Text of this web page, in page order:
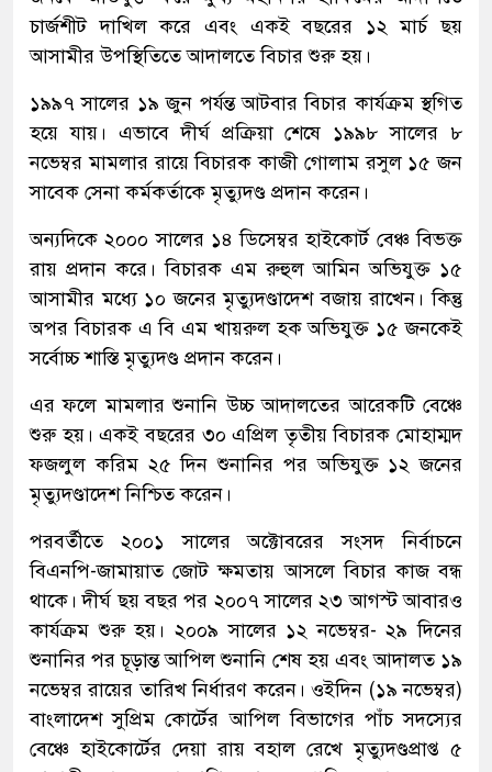
চার্জশীট দাখিল করে এবং একই বছরের ১২ মার্চ ছয়
আসামীর উপস্থিতিতে আদালতে বিচার শুরু হয়।
১৯৯৭ সালের ১৯ জুন পর্যন্ত আটবার বিচার কার্যক্রম স্থগিত
হয়ে যায়। এভাবে দীর্ঘ প্রক্রিয়া শেষে ১৯৯৮ সালের ৮
নভেম্বর মামলার রায়ে বিচারক কাজী গোলাম রসুল ১৫ জন
সাবেক সেনা কর্মকর্তাকে মৃত্যুদণ্ড প্রদান করেন।
অন্যদিকে ২০০০ সালের ১৪ ডিসেম্বর হাইকোর্ট বেঞ্চ বিভক্ত
রায় প্রদান করে। বিচারক এম রুহুল আমিন অভিযুক্ত ১৫
আসামীর মধ্যে ১০ জনের মৃত্যুদণ্ডাদেশ বজায় রাখেন। কিন্তু
অপর বিচারক এ বি এম খায়রুল হক অভিযুক্ত ১৫ জনকেই
সর্বোচ্চ শাস্তি মৃত্যুদণ্ড প্রদান করেন।
এর ফলে মামলার শুনানি উচ্চ আদালতের আরেকটি বেঞ্চে
শুরু হয়। একই বছরের ৩০ এপ্রিল তৃতীয় বিচারক মোহাম্মদ
ফজলুল করিম ২৫ দিন শুনানির পর অভিযুক্ত ১২ জনের
মৃত্যুদণ্ডাদেশ নিশ্চিত করেন।
পরবর্তীতে ২০০১ সালের অক্টোবরের সংসদ নির্বাচনে
বিএনপি-জামায়াত জোট ক্ষমতায় আসলে বিচার কাজ বন্ধ
থাকে। দীর্ঘ ছয় বছর পর ২০০৭ সালের ২৩ আগস্ট আবারও
কার্যক্রম শুরু হয়। ২০০৯ সালের ১২ নভেম্বর- ২৯ দিনের
শুনানির পর চূড়ান্ত আপিল শুনানি শেষ হয় এবং আদালত ১৯
নভেম্বর রায়ের তারিখ নির্ধারণ করেন। ওইদিন (১৯ নভেম্বর)
বাংলাদেশ সুপ্রিম কোর্টের আপিল বিভাগের পাঁচ সদস্যের
বেঞ্চে হাইকোর্টের দেয়া রায় বহাল রেখে মৃত্যুদণ্ডপ্রাপ্ত ৫